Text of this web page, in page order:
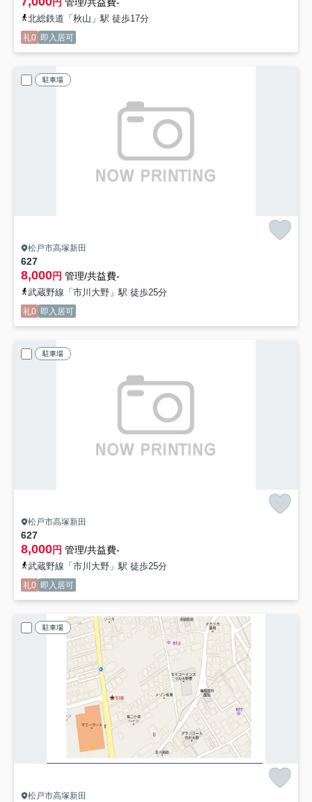
北総鉄道「秋山」駅 徒歩17分
礼0 即入居可
駐車場
松戸市高塚新田
627
8,000円 管理/共益費-
武蔵野線「市川大野」駅 徒歩25分
礼0 即入居可
駐車場
松戸市高塚新田
627
8,000円 管理/共益費-
武蔵野線「市川大野」駅 徒歩25分
礼0 即入居可
駐車場
松戸市高塚新田